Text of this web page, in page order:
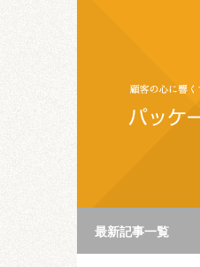
最新記事一覧